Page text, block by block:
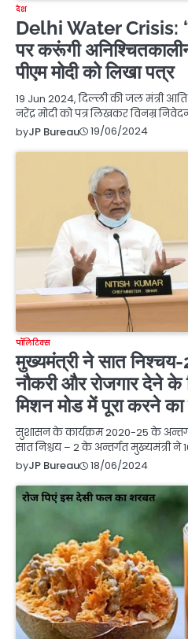
देश
Delhi Water Crisis:
पर करूंगी
पीएम मोदी को लिखा पत्र
19 Jun 2024, दिल्ली की जल मंत्री
नरेंद्र मोदी को पत्र लिखकर विनम्र
byJP Bureau 19/06/2024
पॉलिटिक्स
मुख्यमंत्री ने सात
नौकरी और रोजगार देने के
मिशन मोड में पूरा करने का
सुशासन के कार्यक्रम 2020-25 के
सात निश्चय – 2 के अन्तर्गत मुख्यमंत्री ने
byJP Bureau 18/06/2024